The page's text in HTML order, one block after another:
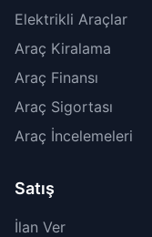
Elektrikli Araçlar
Araç Kiralama
Araç Finansı
Araç Sigortası
Araç İncelemeleri
Satış
İlan Ver